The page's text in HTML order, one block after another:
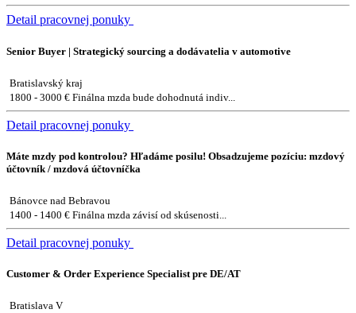
Detail pracovnej ponuky
Senior Buyer | Strategický sourcing a dodávatelia v automotive
Bratislavský kraj
1800 - 3000 € Finálna mzda bude dohodnutá indiv...
Detail pracovnej ponuky
Máte mzdy pod kontrolou? Hľadáme posilu! Obsadzujeme pozíciu: mzdový
účtovník / mzdová účtovníčka
Bánovce nad Bebravou
1400 - 1400 € Finálna mzda závisí od skúsenosti...
Detail pracovnej ponuky
Customer & Order Experience Specialist pre DE/AT
Bratislava V